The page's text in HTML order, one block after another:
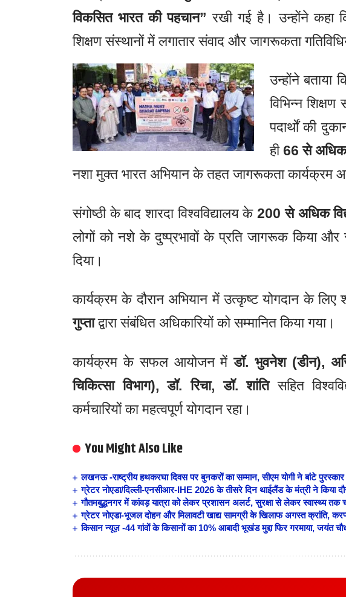
विकसित भारत की पहचान” रखी गई है। उन्होंने
शिक्षण संस्थानों में लगातार संवाद और जागरूकता
उन्होंने बताया
विभिन्न
पदार्थों की
ही66 से अधिक
नशा मुक्त भारत अभियान के तहत जागरूकता कार्यक्रम
संगोष्ठी के बाद शारदा विश्वविद्यालय के200 से अधिक
लोगों को नशे के दुष्प्रभावों के प्रति जागरूक किया
दिया।
कार्यक्रम के दौरान अभियान में उत्कृष्ट योगदान के लिए
गुप्ताद्वारा संबंधित अधिकारियों को सम्मानित किया गया।
कार्यक्रम के सफल आयोजन मेंडॉ. भुवनेश (डीन),
चिकित्सा विभाग), डॉ. रिचा, डॉ. शांतिसहित
कर्मचारियों का महत्वपूर्ण योगदान रहा।
You Might Also Like
लखनऊ -राष्ट्रीय हथकरघा दिवस पर बुनकरों का सम्मान, सीएम योगी ने बांटे
ग्रेटर नोएडा/दिल्ली-एनसीआर-IHE 2026 के तीसरे दिन थाईलैंड के मंत्री ने किया
गौतमबुद्धनगर में कांवड़ यात्रा को लेकर प्रशासन अलर्ट, सुरक्षा से लेकर स्वास्थ्य तक
ग्रेटर नोएडा-भूजल दोहन और मिलावटी खाद्य सामग्री के खिलाफ अगस्त क्रांति,
किसान न्यूज़ -44 गांवों के किसानों का 10% आबादी भूखंड मुद्दा फिर गरमाया, जयंत